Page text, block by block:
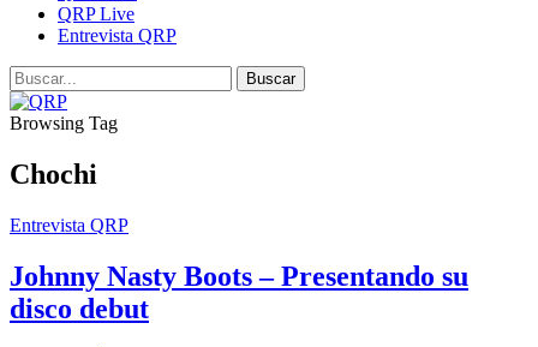
QRP Live
Entrevista QRP
Browsing Tag
Chochi
Entrevista QRP
Johnny Nasty Boots – Presentando su
disco debut